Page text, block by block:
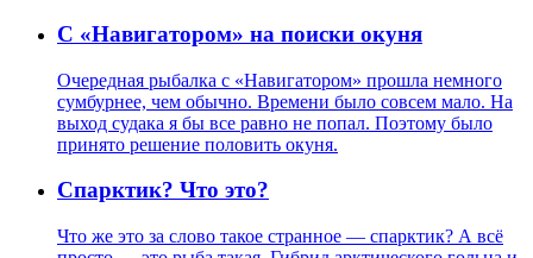
C «Навигатором» на поиски окуня
Очередная рыбалка с «Навигатором» прошла немного
сумбурнее, чем обычно. Времени было совсем мало. На
выход судака я бы все равно не попал. Поэтому было
принято решение половить окуня.
Cпарктик? Что это?
Что же это за слово такое странное — спарктик? А всё